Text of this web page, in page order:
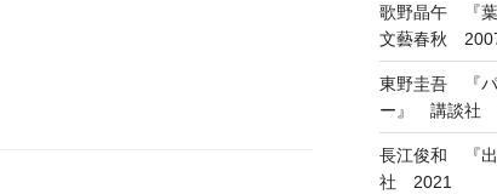
歌野晶午 『
文藝春秋
東野圭吾 『パ
ー』 講談社
長江俊和 『
社 2021